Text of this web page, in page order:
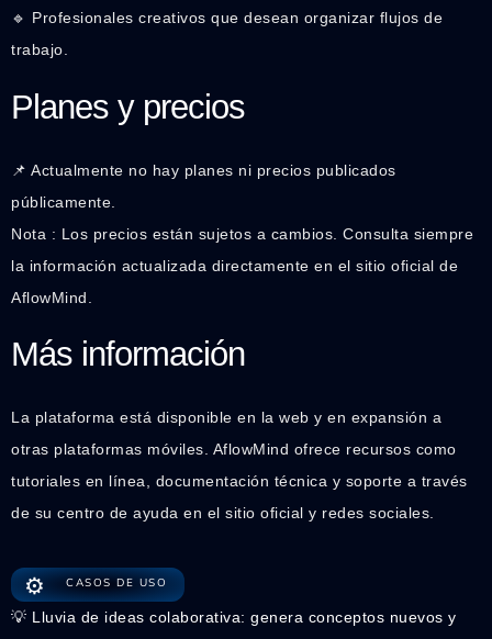
🔹 Profesionales creativos que desean organizar flujos de
trabajo.
Planes y precios
📌 Actualmente no hay planes ni precios publicados
públicamente.
Nota : Los precios están sujetos a cambios. Consulta siempre
la información actualizada directamente en el sitio oficial de
AflowMind.
Más información
La plataforma está disponible en la web y en expansión a
otras plataformas móviles. AflowMind ofrece recursos como
tutoriales en línea, documentación técnica y soporte a través
de su centro de ayuda en el sitio oficial y redes sociales.
⚙️ CASOS DE USO
💡 Lluvia de ideas colaborativa: genera conceptos nuevos y